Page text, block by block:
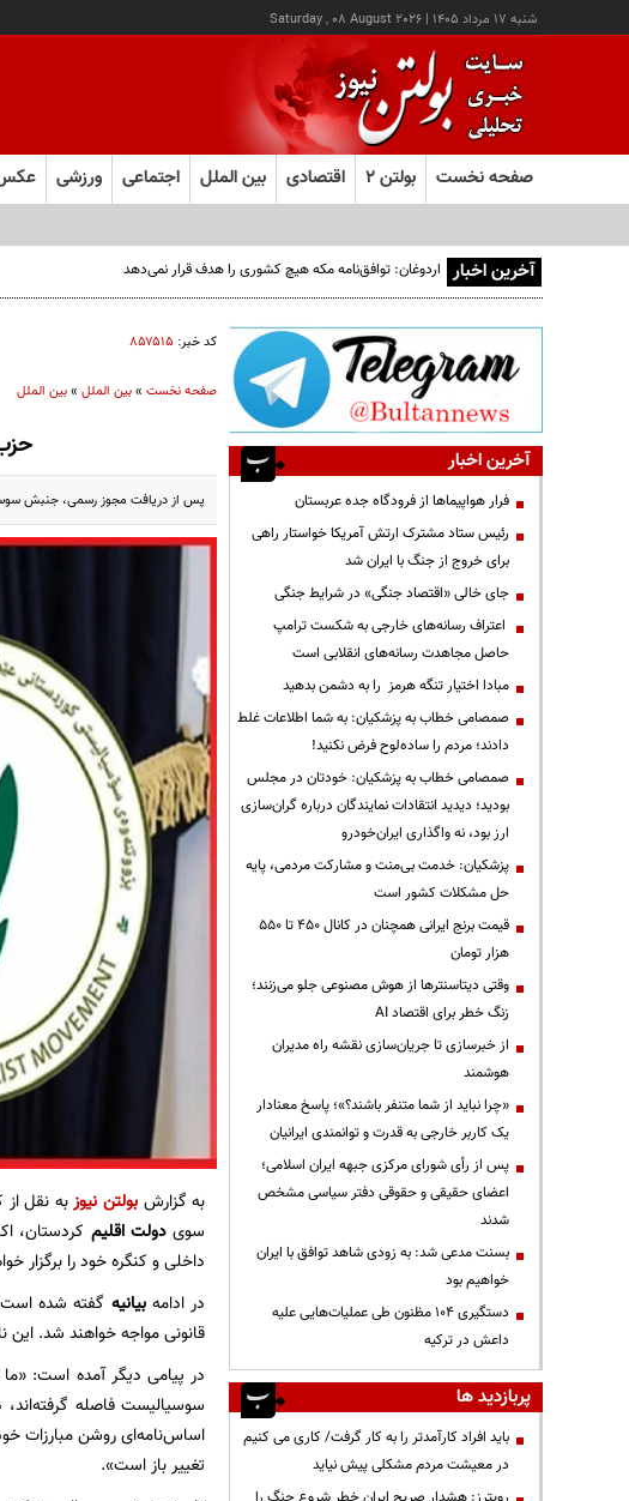
شنبه ۱۷ مرداد ۱۴۰۵ |
Saturday , 08 August 2026
صفحه نخست بولتن ۲ اقتصادی بین الملل اجتماعی ورزشی
آخرین اخبار اردوغان: توافق‌نامه مکه هیچ کشوری را هدف قرار نمی‌دهد
کد خبر: ۸۵۷۵۱۵
صفحه نخست»بین الملل»بین الملل
پس از دریافت مجوز رسمی، جنبش
به گزارش بولتن نیوزبه نقل
سویدولت اقلیم کردستان،
داخلی و کنگره خود را برگزار
در ادامهبیانیه گفته شده است:
قانونی مواجه خواهند شد.
در پیامی دیگر آمده است:
اساس‌نامه‌ای روشن مبارزات
تغییر باز است».
آخرین اخبار
فرار هواپیماها از فرودگاه جده عربستان
رئیس ستاد مشترک ارتش آمریکا خواستار راهی
برای خروج از جنگ با ایران شد
جای خالی «اقتصاد جنگی» در شرایط جنگی
اعتراف رسانه‌های خارجی به شکست ترامپ
حاصل مجاهدت رسانه‌های انقلابی است
مبادا اختیار تنگه هرمز را به دشمن بدهید
صمصامی خطاب به پزشکیان: به شما اطلاعات غلط
دادند؛ مردم را ساده‌لوح فرض نکنید!
صمصامی خطاب به پزشکیان: خودتان در مجلس
بودید؛ دیدید انتقادات نمایندگان درباره گران‌سازی
ارز بود، نه واگذاری ایران‌خودرو
پزشکیان: خدمت بی‌منت و مشارکت مردمی، پایه
حل مشکلات کشور است
قیمت‌ برنج ایرانی همچنان در کانال ۴۵۰ تا ۵۵۰
هزار تومان
وقتی دیتاسنترها از هوش مصنوعی جلو می‌زنند؛
زنگ خطر برای اقتصاد AI
از خبرسازی تا جریان‌سازی نقشه راه مدیران
هوشمند
«چرا نباید از شما متنفر باشند؟»؛ پاسخ معنادار
یک کاربر خارجی به قدرت و توانمندی ایرانیان
پس از رأی شورای مرکزی جبهه ایران اسلامی؛
اعضای حقیقی و حقوقی دفتر سیاسی مشخص
شدند
بسنت مدعی شد: به زودی شاهد توافق با ایران
خواهیم بود
دستگیری ۱۰۴ مظنون طی عملیات‌هایی علیه
داعش در ترکیه
پربازدید ها
باید افراد کارآمدتر را به کار گرفت/ کاری می کنیم
در معیشت مردم مشکلی پیش نیاید